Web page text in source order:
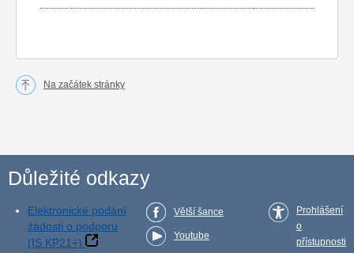
Na začátek stránky
Důležité odkazy
Elektronické podání
žádosti o podporu
(IS KP21+)
Větší šance
Youtube
Prohlášení
o
přístupnosti